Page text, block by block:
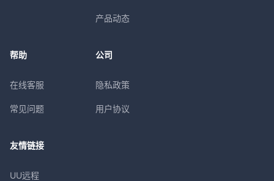
产品动态
帮助
在线客服
常见问题
公司
隐私政策
用户协议
友情链接
UU远程